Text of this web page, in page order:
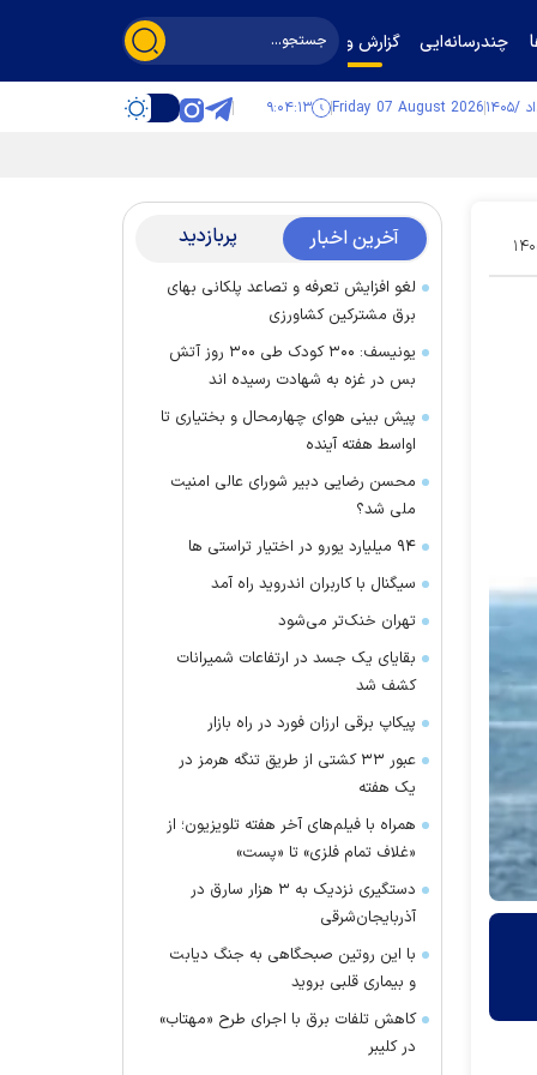
چندرسانه‌ایی گزارش و گفت‌وگو
Friday 07 August 2026 ۹:۰۴:۱۴
۱۶ آخرین اخبار پربازدید
لغو افزایش تعرفه و تصاعد پلکانی بهای
برق مشترکین کشاورزی
یونیسف: ۳۰۰ کودک طی ۳۰۰ روز آتش
بس در غزه به شهادت رسیده اند
پیش بینی هوای چهارمحال و بختیاری تا
اواسط هفته آینده
محسن رضایی دبیر شورای عالی امنیت
ملی شد؟
۹۴ میلیارد یورو در اختیار تراستی ها
سیگنال با کاربران اندروید راه آمد
تهران خنک‌تر می‌شود
بقایای یک جسد در ارتفاعات شمیرانات
کشف شد
پیکاپ برقی ارزان فورد در راه بازار
عبور ۳۳ کشتی از طریق تنگه هرمز در
یک هفته
همراه با فیلم‌های آخر هفته تلویزیون؛ از
«غلاف تمام فلزی» تا «پست»
دستگیری نزدیک به ۳ هزار سارق در
آذربایجان‌شرقی
با این روتین صبحگاهی به جنگ دیابت
و بیماری قلبی بروید
کاهش تلفات برق با اجرای طرح «مهتاب»
در کلیبر